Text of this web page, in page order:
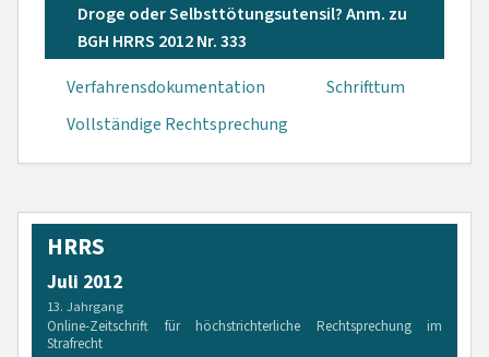
Droge oder Selbsttötungs­utensil? Anm. zu
BGH HRRS 2012 Nr. 333
Verfahrensdokumen­tation
Schrifttum
Vollständige Rechtsprechung
HRRS
Juli 2012
13. Jahrgang
Online-Zeitschrift für höchstrichterliche Rechtsprechung im
Strafrecht